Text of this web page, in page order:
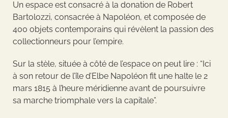
Un espace est consacré à la donation de Robert
Bartolozzi, consacrée à Napoléon, et composée de
400 objets contemporains qui révèlent la passion des
collectionneurs pour l’empire.
Sur la stèle, située à côté de l’espace on peut lire : “Ici
à son retour de l’île d’Elbe Napoléon fit une halte le 2
mars 1815 à l’heure méridienne avant de poursuivre
sa marche triomphale vers la capitale”.